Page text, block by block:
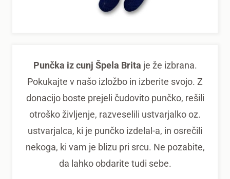
Punčka iz cunj Špela Brita je že izbrana.
Pokukajte v našo izložbo in izberite svojo. Z
donacijo boste prejeli čudovito punčko, rešili
otroško življenje, razveselili ustvarjalko oz.
ustvarjalca, ki je punčko izdelal-a, in osrečili
nekoga, ki vam je blizu pri srcu. Ne pozabite,
da lahko obdarite tudi sebe.